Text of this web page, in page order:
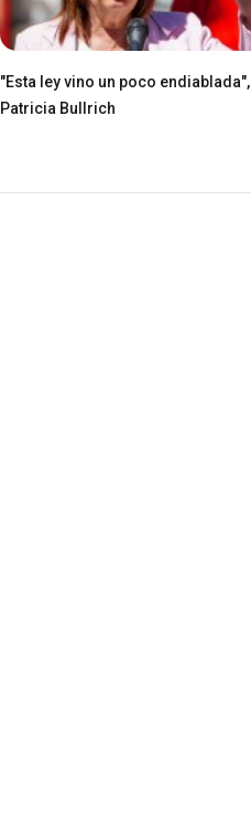
"Esta ley vino un poco endiablada",
Patricia Bullrich